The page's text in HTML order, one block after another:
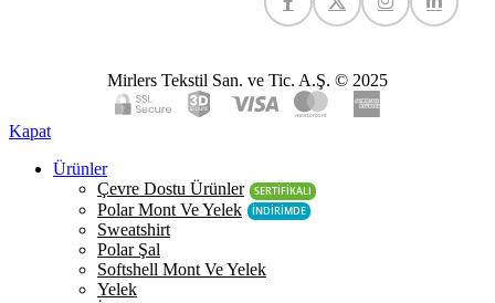
Mirlers Tekstil San. ve Tic. A.Ş. © 2025
Kapat
Ürünler
Çevre Dostu Ürünler
SERTİFİKALI
Polar Mont Ve Yelek İNDİRİMDE
Sweatshirt
Polar Şal
Softshell Mont Ve Yelek
Yelek